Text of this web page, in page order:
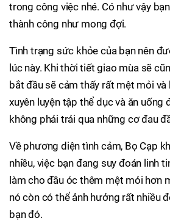
trong công việc nhé. Có như vậy
thành công như mong đợi.
Tình trạng sức khỏe của bạn nên
lúc này. Khi thời tiết giao mùa sẽ
bắt đầu sẽ cảm thấy rất mệt mỏi
xuyên luyện tập thể dục và ăn uống
không phải trải qua những cơ đau
Về phương diện tình cảm, Bọ Cạp
nhiều, việc bạn đang suy đoán linh
làm cho đầu óc thêm mệt mỏi hơn
nó còn có thể ảnh hưởng rất nhiều
bạn đó.